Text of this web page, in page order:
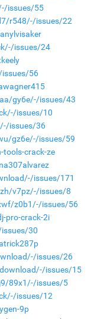
issues/55
r548/-/issues/22
issues/24
56
gy6e/-/issues/43
issues/10
issues/36
gz6e/-/issues/59
crack-ze
issues/171
v7pz/-/issues/8
z0b1/-/issues/56
pro-crack-2i
30
issues/26
issues/15
89x1/-/issues/5
issues/12
9p